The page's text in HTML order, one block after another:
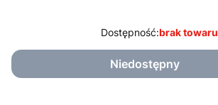
Dostępność:brak towaru
Niedostępny